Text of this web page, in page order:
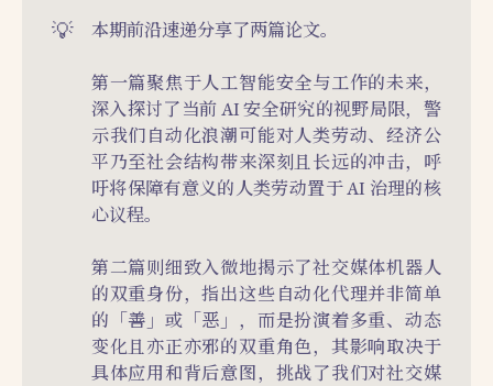
💡 本期前沿速递分享了两篇论文。
第一篇聚焦于人工智能安全与工作的未来，
深入探讨了当前 AI 安全研究的视野局限，警
示我们自动化浪潮可能对人类劳动、经济公
平乃至社会结构带来深刻且长远的冲击，呼
吁将保障有意义的人类劳动置于 AI 治理的核
心议程。
第二篇则细致入微地揭示了社交媒体机器人
的双重身份，指出这些自动化代理并非简单
的「善」或「恶」，而是扮演着多重、动态
变化且亦正亦邪的双重角色，其影响取决于
具体应用和背后意图，挑战了我们对社交媒